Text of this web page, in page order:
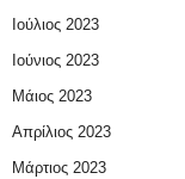
Ιούλιος 2023
Ιούνιος 2023
Μάιος 2023
Απρίλιος 2023
Μάρτιος 2023